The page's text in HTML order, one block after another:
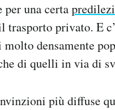
per una certa
trasporto privato. E
densamente
di quelli in via di
più diffuse